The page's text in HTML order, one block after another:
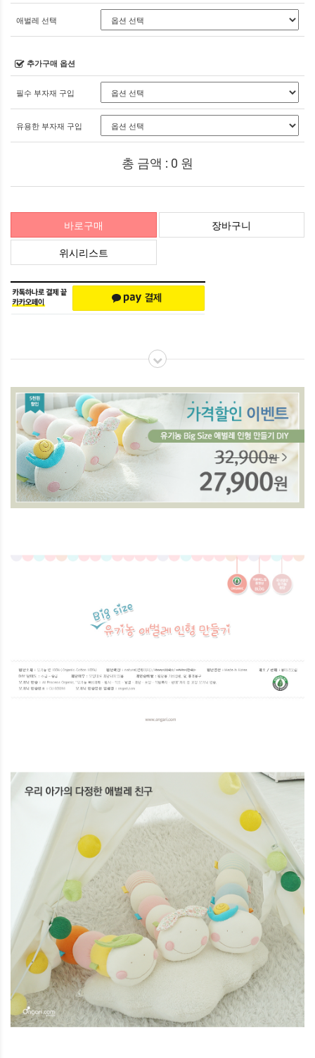
애벌레 선택
추가구매 옵션
필수 부자재 구입
유용한 부자재 구입
총 금액 : 0 원
바로구매
장바구니
위시리스트